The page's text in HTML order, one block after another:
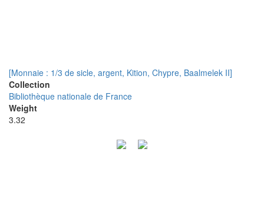
[Monnaie : 1/3 de sicle, argent, Kition, Chypre, Baalmelek II]
Collection
Bibliothèque nationale de France
Weight
3.32